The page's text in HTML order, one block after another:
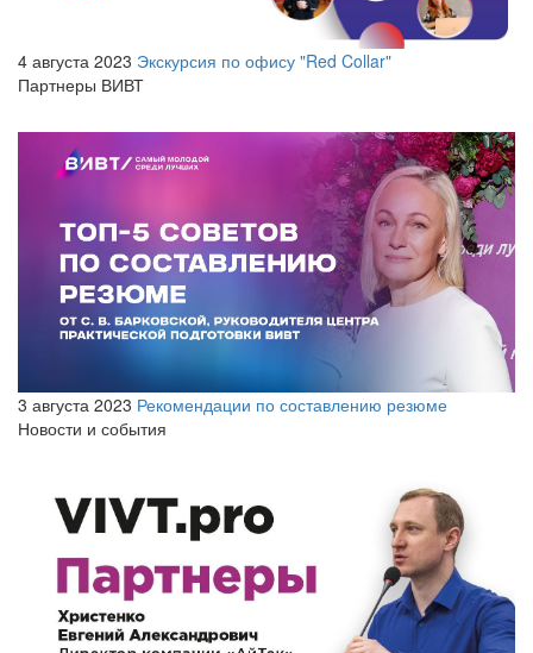
4 августа 2023 Экскурсия по офису "Red Collar"
Партнеры ВИВТ
3 августа 2023 Рекомендации по составлению резюме
Новости и события